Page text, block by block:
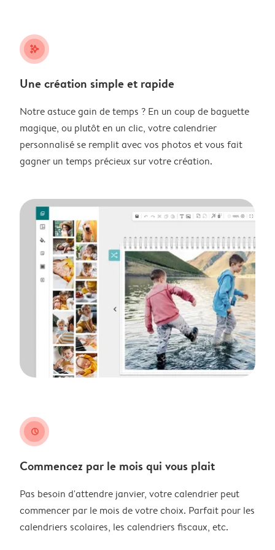
stars_plus
Une création simple et rapide
Notre astuce gain de temps ? En un coup de baguette
magique, ou plutôt en un clic, votre calendrier
personnalisé se remplit avec vos photos et vous fait
gagner un temps précieux sur votre création.
clock
Commencez par le mois qui vous plait
Pas besoin d'attendre janvier, votre calendrier peut
commencer par le mois de votre choix. Parfait pour les
calendriers scolaires, les calendriers fiscaux, etc.